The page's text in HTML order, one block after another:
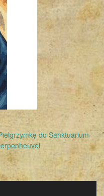
do Sanktuarium